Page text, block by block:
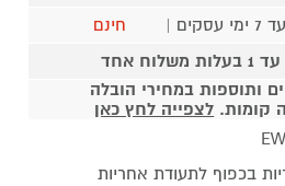
עסקים |
חינם
אחד
ותוספות במחירי הובלה
קומות. לצפייה לחץ כאן
בכפוף לתעודת אחריות